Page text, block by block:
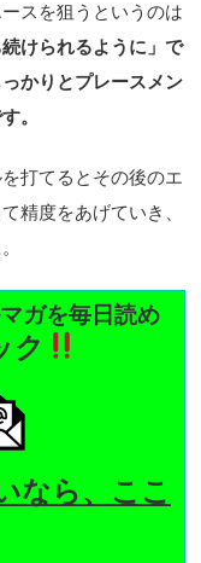
スを狙うというのは
けられるように」で
かりとプレースメン
。
打てるとその後のエ
精度をあげていき、
ガを毎日読め
ク
なら、ここ